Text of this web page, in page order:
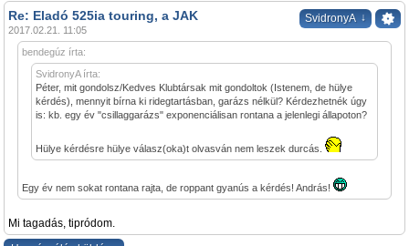
SvidronyA ↓
Re: Eladó 525ia touring, a JAK
2017.02.21. 11:05
bendegúz írta:
SvidronyA írta:
Péter, mit gondolsz/Kedves Klubtársak mit gondoltok (Istenem, de hülye
kérdés), mennyit bírna ki ridegtartásban, garázs nélkül? Kérdezhetnék úgy
is: kb. egy év "csillaggarázs" exponenciálisan rontana a jelenlegi állapoton?
Hülye kérdésre hülye válasz(oka)t olvasván nem leszek durcás.
Egy év nem sokat rontana rajta, de roppant gyanús a kérdés! András!
Mi tagadás, tipródom.